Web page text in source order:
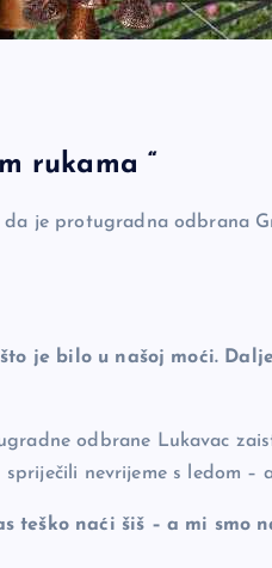
rukama “
je protugradna odbrana
je bilo u našoj moći.
odbrane Lukavac
nevrijeme s ledom –
teško naći šiš – a mi smo